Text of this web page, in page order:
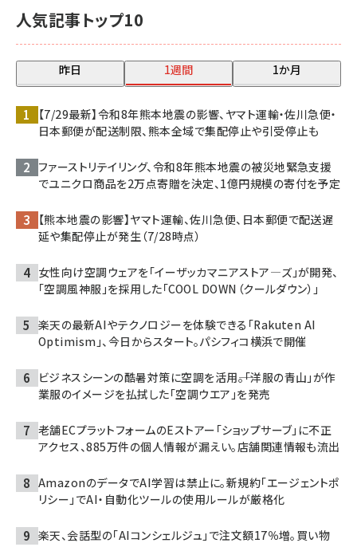
人気記事トップ10
昨日 1週間 1か月
【7/29最新】令和8年熊本地震の影響、ヤマト運輸・佐川急便・
日本郵便が配送制限、熊本全域で集配停止や引受停止も
ファーストリテイリング、令和8年熊本地震の被災地緊急支援
でユニクロ商品を2万点寄贈を決定、1億円規模の寄付を予定
【熊本地震の影響】ヤマト運輸、佐川急便、日本郵便で配送遅
延や集配停止が発生（7/28時点）
女性向け空調ウェアを「イーザッカマニアストア―ズ」が開発、
「空調風神服」を採用した「COOL DOWN（クールダウン）」
楽天の最新AIやテクノロジーを体験できる「Rakuten AI
Optimism」、今日からスタート。パシフィコ横浜で開催
ビジネスシーンの酷暑対策に空調を活用――。「洋服の青山」が作
業服のイメージを払拭した「空調ウエア」を発売
老舗ECプラットフォームのEストアー「ショップサーブ」に不正
アクセス、885万件の個人情報が漏えい。店舗関連情報も流出
AmazonのデータでAI学習は禁止に。新規約「エージェントポ
リシー」でAI・自動化ツールの使用ルールが厳格化
楽天、会話型の「AIコンシェルジュ」で注文額17％増。買い物